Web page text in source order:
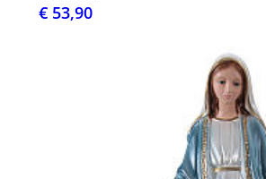
€ 53,90